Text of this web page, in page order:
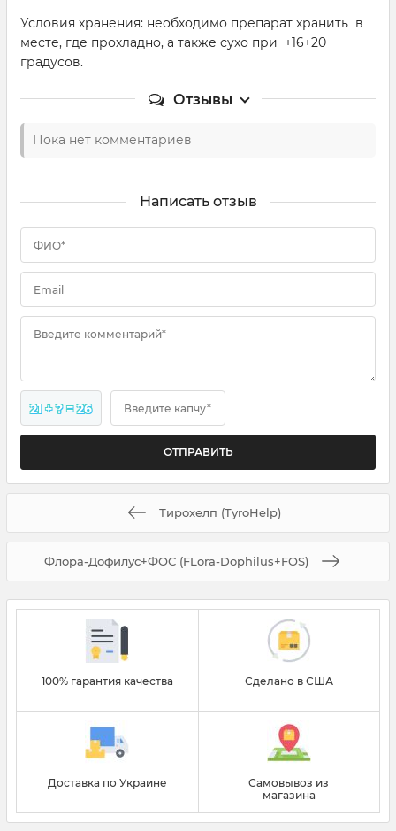
Условия хранения: необходимо препарат хранить в
месте, где прохладно, а также сухо при +16+20
градусов.
Отзывы
Пока нет комментариев
Написать отзыв
ФИО*
Email
Введите комментарий*
21 + ? = 26 Введите капчу*
Тирохелп (TyroHelp)
Флора-Дофилус+ФОС (FLora-Dophilus+FOS)
100% гарантия качества Сделано в США
Доставка по Украине
Самовывоз из
магазина